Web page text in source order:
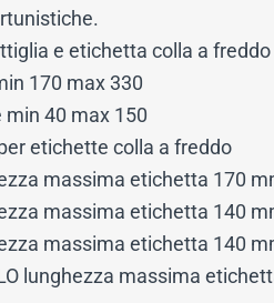
e etichetta colla a
170 max 330
40 max 150
etichette colla a freddo
massima etichetta 170
massima etichetta 140
massima etichetta 140
lunghezza massima